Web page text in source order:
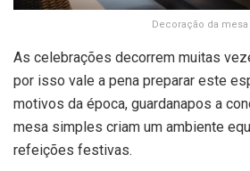
Decoração da mesa
As celebrações decorrem muitas
por isso vale a pena preparar este
motivos da época, guardanapos a
mesa simples criam um ambiente
refeições festivas.